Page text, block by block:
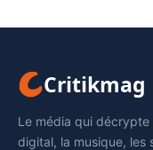
Critikmag
Le média qui
digital, la musique, les